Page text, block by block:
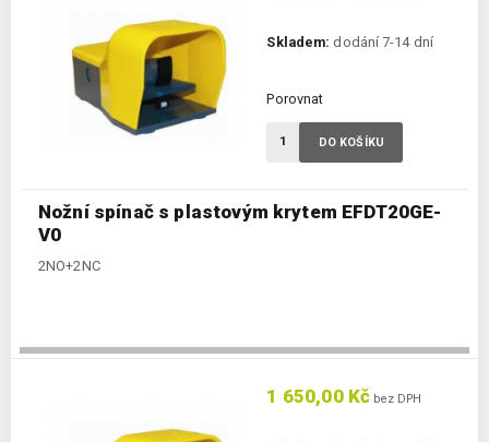
Nožní spínač s plastovým krytem EFDT20GE-
V0
2NO+2NC
Skladem: dodání 7-14 dní
Porovnat
DO KOŠÍKU
1 650,00 Kč bez DPH